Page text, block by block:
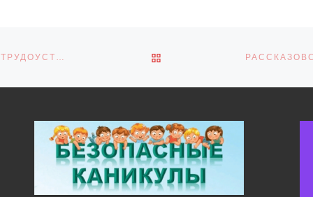
ФЛЕШМОБ ОТ КОЛЛЕКТИВА «НОН-СТОП» НА ЯРМАРКЕ ТРУДОУСТРОЙСТВА ОБРАТНО К СПИСКУ